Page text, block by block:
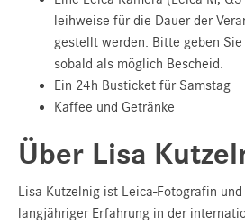
leihweise für die Dauer der
gestellt werden. Bitte geben
sobald als möglich Bescheid.
Ein 24h Busticket für Samstag
Kaffee und Getränke
Über Lisa
Lisa Kutzelnig ist Leica-Fotografin
langjähriger Erfahrung in der